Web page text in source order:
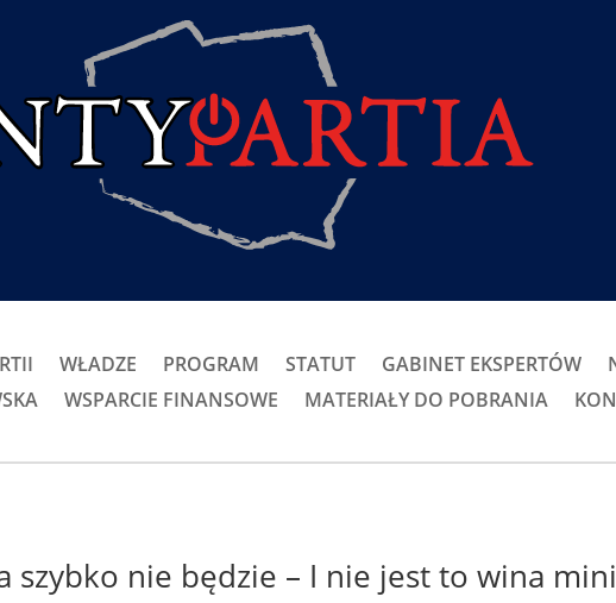
WŁADZE PROGRAM STATUT GABINET EKSPERTÓW
WSPARCIE FINANSOWE MATERIAŁY DO POBRANIA
szybko nie będzie – I nie jest to wina